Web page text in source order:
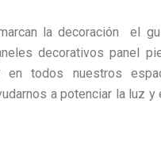
la decoración el
decorativos panel
en todos nuestros
a potenciar la luz y